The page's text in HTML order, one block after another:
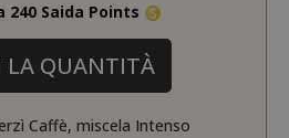
240 Saida Points
LA QUANTITÀ
Caffè, miscela Intenso